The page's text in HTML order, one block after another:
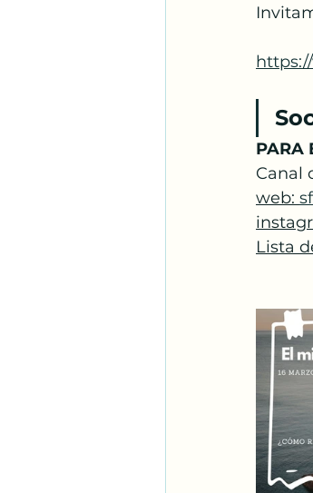
PARA
Canal
web:
Lista